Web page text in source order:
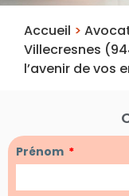
Accueil >
Villecresnes
l’avenir de vos
Prénom